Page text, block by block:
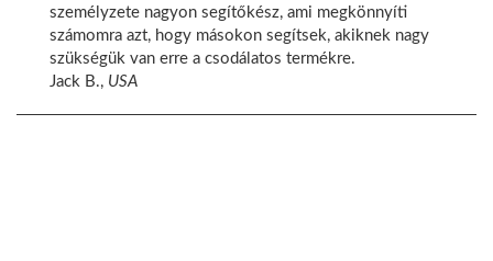
személyzete nagyon segítőkész, ami megkönnyíti
számomra azt, hogy másokon segítsek, akiknek nagy
szükségük van erre a csodálatos termékre.
Jack B., USA